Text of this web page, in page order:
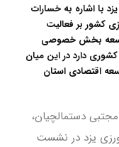
با اشاره به خسارات
کشور بر فعالیت
توسعه بخش خصوصی
دارد در این میان
اقتصادی استان
مجتبی دستمالچیان،
یزد در نشست